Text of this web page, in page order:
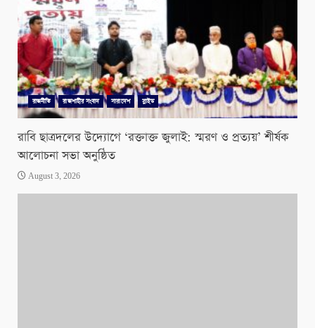
রাজনীতি রাজশাহীর সংবাদ সারাদেশ স্লাইড
রাবি ছাত্রদলের উদ্যোগে ‘রক্তাক্ত জুলাই: স্মরণ ও প্রত্যয়’ শীর্ষক
আলোচনা সভা অনুষ্ঠিত
August 3, 2026